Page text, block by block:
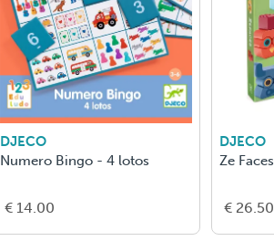
DJECO
Numero Bingo - 4 lotos
€ 14.00
DJECO
Ze Faces
€ 26.50